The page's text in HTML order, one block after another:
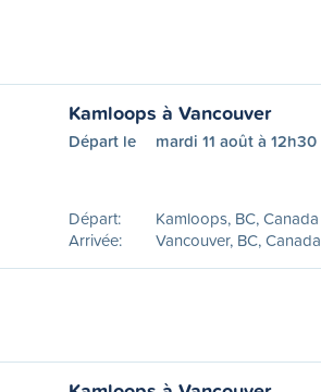
Kamloops à Vancouver
Départ le mardi 11 août à 12h30
Départ:
Kamloops, BC, Canada
Arrivée:
Vancouver, BC, Canada